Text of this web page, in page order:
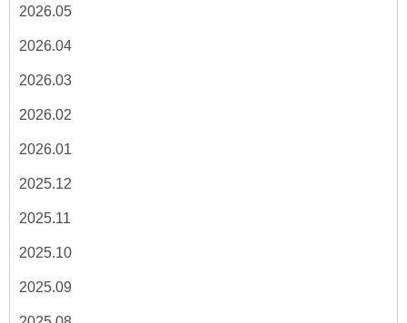
2026.05
2026.04
2026.03
2026.02
2026.01
2025.12
2025.11
2025.10
2025.09